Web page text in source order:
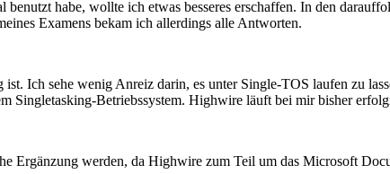
habe, wollte ich etwas besseres erschaffen. In den
Examens bekam ich allerdings alle Antworten.
Ich sehe wenig Anreiz darin, es unter Single-TOS laufen zu
Singletasking-Betriebssystem. Highwire läuft bei mir bisher
Ergänzung werden, da Highwire zum Teil um das Microsoft